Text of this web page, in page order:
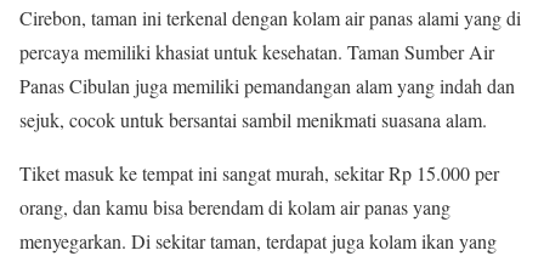
Cirebon, taman ini terkenal dengan kolam air panas alami yang di
percaya memiliki khasiat untuk kesehatan. Taman Sumber Air
Panas Cibulan juga memiliki pemandangan alam yang indah dan
sejuk, cocok untuk bersantai sambil menikmati suasana alam.
Tiket masuk ke tempat ini sangat murah, sekitar Rp 15.000 per
orang, dan kamu bisa berendam di kolam air panas yang
menyegarkan. Di sekitar taman, terdapat juga kolam ikan yang